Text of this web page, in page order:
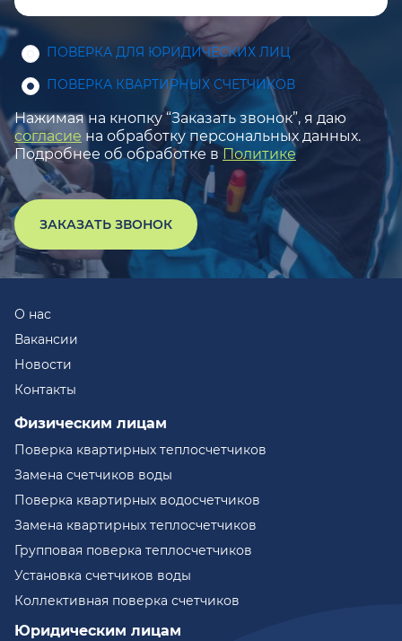
ПОВЕРКА ДЛЯ ЮРИДИЧЕСКИХ ЛИЦ
ПОВЕРКА КВАРТИРНЫХ СЧЕТЧИКОВ
Нажимая на кнопку “Заказать звонок”, я даю
согласие на обработку персональных данных.
Подробнее об обработке в Политике
ЗАКАЗАТЬ ЗВОНОК
О нас
Вакансии
Новости
Контакты
Физическим лицам
Поверка квартирных теплосчетчиков
Замена счетчиков воды
Поверка квартирных водосчетчиков
Замена квартирных теплосчетчиков
Групповая поверка теплосчетчиков
Установка счетчиков воды
Коллективная поверка счетчиков
Юридическим лицам